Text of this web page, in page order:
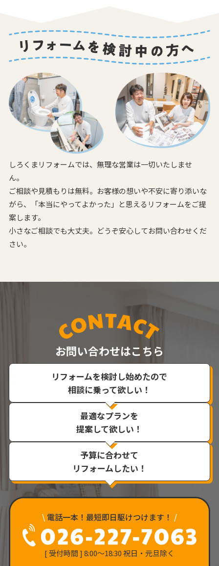
しろくまリフォームでは、無理な営業は一切いたしませ
ん。
ご相談や見積もりは無料。お客様の想いや不安に寄り添いな
がら、
「本当にやってよかった」と思えるリフォームをご提
案します。
小さなご相談でも大丈夫。どうぞ安心してお問い合わせくだ
さい。
お問い合わせはこちら
リフォームを検討し始めたので
相談に乗って欲しい！
最適なプランを
提案して欲しい！
予算に合わせて
リフォームしたい！
\ 電話一本！最短即日駆けつけます！ /
[ 受付時間 ] 8:00〜18:30 祝日・元旦除く